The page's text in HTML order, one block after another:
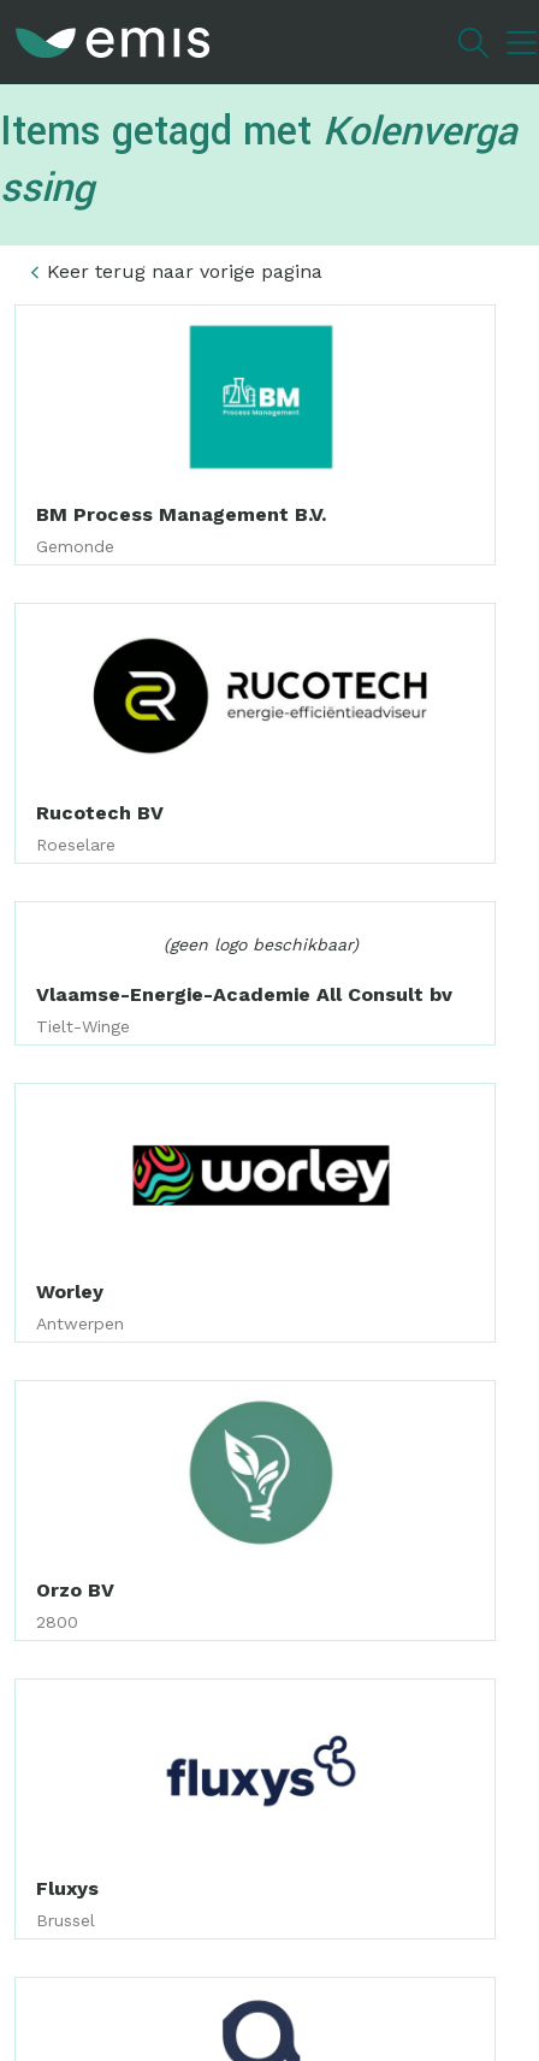
inhoud
Items getagd met Kolenverga
ssing
Keer terug naar vorige pagina
BM Process Management B.V.
Gemonde
Rucotech BV
Roeselare
(geen logo beschikbaar)
Vlaamse-Energie-Academie All Consult bv
Tielt-Winge
Worley
Antwerpen
Orzo BV
2800
Fluxys
Brussel